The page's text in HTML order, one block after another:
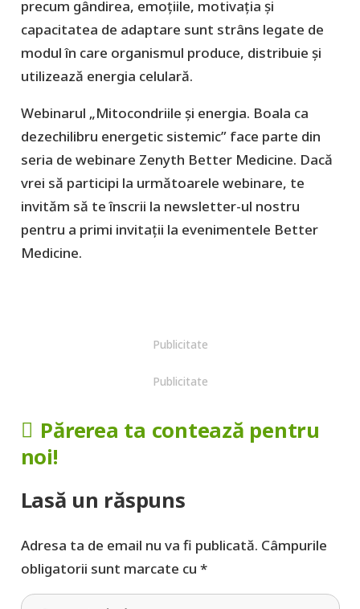
precum gândirea, emoțiile, motivația și
capacitatea de adaptare sunt strâns legate de
modul în care organismul produce, distribuie și
utilizează energia celulară.
Webinarul „Mitocondriile și energia. Boala ca
dezechilibru energetic sistemic” face parte din
seria de webinare Zenyth Better Medicine. Dacă
vrei să participi la următoarele webinare, te
invităm să te înscrii la newsletter-ul nostru
pentru a primi invitații la evenimentele Better
Medicine.
Publicitate
Publicitate
Părerea ta contează pentru
noi!
Lasă un răspuns
Adresa ta de email nu va fi publicată. Câmpurile
obligatorii sunt marcate cu *